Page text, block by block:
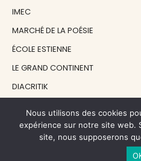
IMEC
MARCHÉ DE LA POÉSIE
ÉCOLE ESTIENNE
LE GRAND CONTINENT
DIACRITIK
NOS SOUTIENS
Nous utilisons des cookies
expérience sur notre site web.
site, nous supposerons